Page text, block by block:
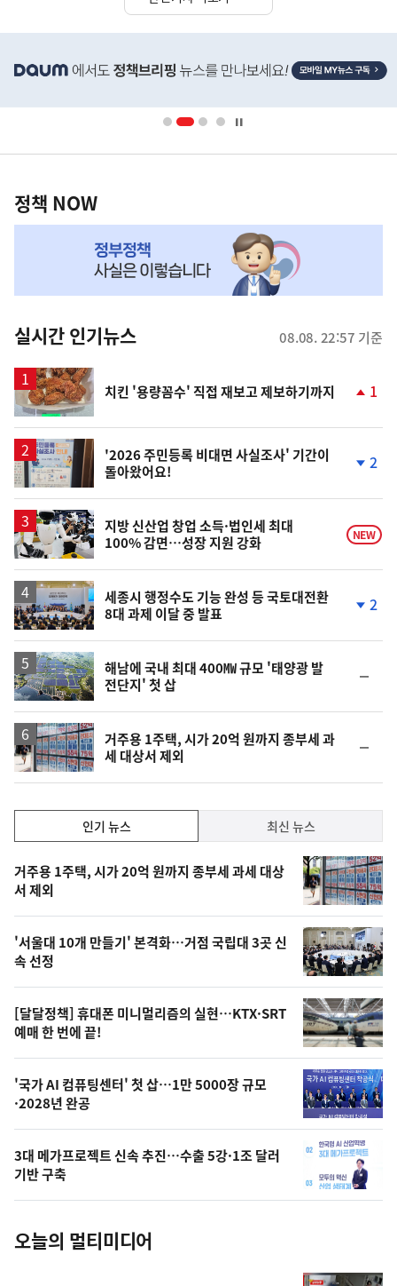
단
배
영
책
NOW,
뉴
스
정책 NOW
실시간 인기뉴스 08.08. 22:57 기준
치킨 '용량꼼수' 직접 재보고 제보하기까지
계
1
'2026 주민등록 비대면 사실조사' 기간이
돌아왔어요!
계
락
2
지방 신산업 창업 소득·법인세 최대
100% 감면…성장 지원 강화
NEW
세종시 행정수도 기능 완성 등 국토대전환
8대 과제 이달 중 발표
계
2
해남에 국내 최대 400㎿ 규모 '태양광 발
전단지' 첫 삽
일
거주용 1주택, 시가 20억 원까지 종부세 과
세 대상서 제외
일
기,
최
신,
오
늘
의
영
상
오
늘
의
사
진
인기 뉴스 최신 뉴스
기
뉴
스
거주용 1주택, 시가 20억 원까지 종부세 과세 대상
서 제외
'서울대 10개 만들기' 본격화…거점 국립대 3곳 신
속 선정
[달달정책] 휴대폰 미니멀리즘의 실현…KTX·SRT
예매 한 번에 끝!
'국가 AI 컴퓨팅센터' 첫 삽…1만 5000장 규모
·2028년 완공
3대 메가프로젝트 신속 추진…수출 5강·1조 달러
기반 구축
오늘의 멀티미디어